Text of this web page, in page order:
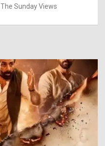
The Sunday Views